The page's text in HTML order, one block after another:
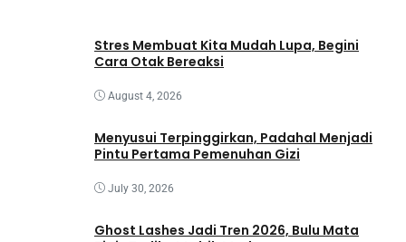
Stres Membuat Kita Mudah Lupa, Begini
Cara Otak Bereaksi
August 4, 2026
Menyusui Terpinggirkan, Padahal Menjadi
Pintu Pertama Pemenuhan Gizi
July 30, 2026
Ghost Lashes Jadi Tren 2026, Bulu Mata